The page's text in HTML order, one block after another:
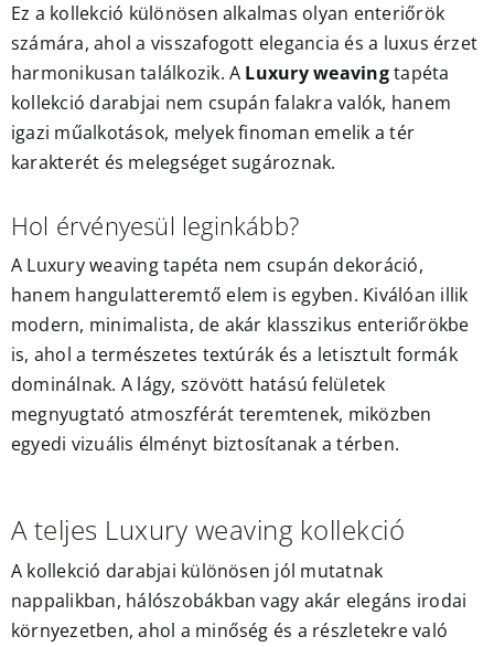
Ez a kollekció különösen alkalmas olyan enteriőrök
számára, ahol a visszafogott elegancia és a luxus érzet
harmonikusan találkozik. A Luxury weavingtapéta
kollekció darabjai nem csupán falakra valók, hanem
igazi műalkotások, melyek finoman emelik a tér
karakterét és melegséget sugároznak.
Hol érvényesül leginkább?
A Luxury weaving tapéta nem csupán dekoráció,
hanem hangulatteremtő elem is egyben. Kiválóan illik
modern, minimalista, de akár klasszikus enteriőrökbe
is, ahol a természetes textúrák és a letisztult formák
dominálnak. A lágy, szövött hatású felületek
megnyugtató atmoszférát teremtenek, miközben
egyedi vizuális élményt biztosítanak a térben.
A teljes Luxury weaving kollekció
A kollekció darabjai különösen jól mutatnak
nappalikban, hálószobákban vagy akár elegáns irodai
környezetben, ahol a minőség és a részletekre való